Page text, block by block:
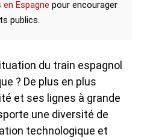
Espagne pour encourager
publics.
du train espagnol
? De plus en plus
et ses lignes à grande
une diversité de
technologique et